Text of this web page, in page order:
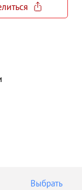
Выбрать